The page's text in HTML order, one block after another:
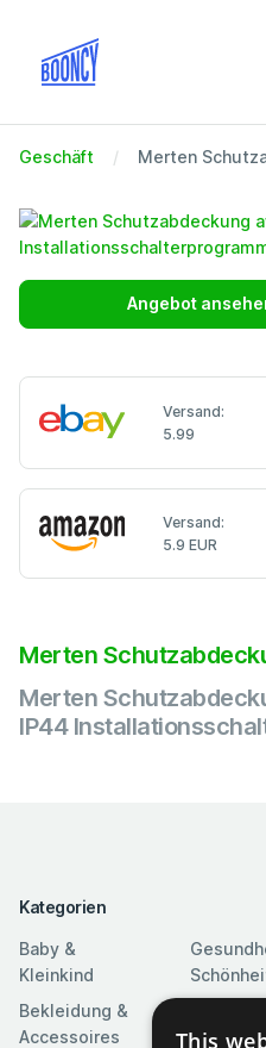
Geschäft Merten
Angebot
Versand:
5.99
Versand:
5.9 EUR
Merten
Merten
IP44
Kategorien
Baby &
Kleinkind
Bekleidung &
Accessoires
This